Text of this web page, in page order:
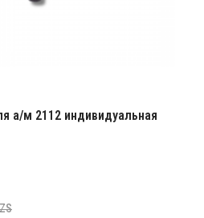
а/м 2112 индивидуальная